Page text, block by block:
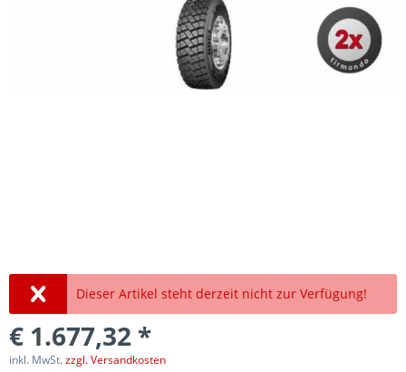
Dieser Artikel steht derzeit nicht zur Verfügung!
€ 1.677,32 *
inkl. MwSt.zzgl. Versandkosten